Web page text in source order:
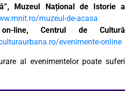
Muzeul Național de Istorie a
muzeul-de-acasa
line, Centrul de Cultură
evenimente-online
al evenimentelor poate suferi